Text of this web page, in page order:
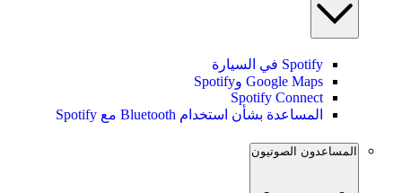
Spotify في السيارة
Google Maps وSpotify
Spotify Connect
المساعدة بشأن استخدام Bluetooth مع Spotify
المساعدون الصوتيون